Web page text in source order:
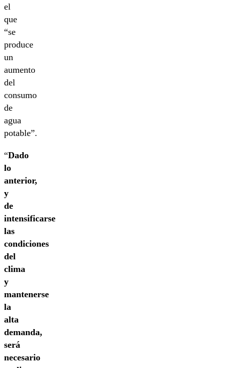
el
que
“se
produce
un
aumento
del
consumo
de
agua
potable”.
“Dado
lo
anterior,
y
de
intensificarse
las
condiciones
del
clima
y
mantenerse
la
alta
demanda,
será
necesario